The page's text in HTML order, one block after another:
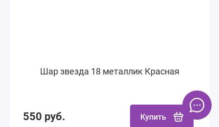
Шар звезда 18 металлик Красная
550 руб. Купить